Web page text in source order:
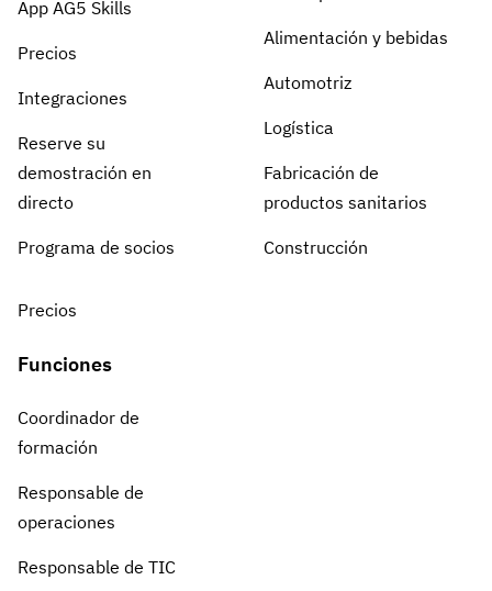
App AG5 Skills
Precios
Integraciones
Reserve su
demostración en
directo
Programa de socios
Precios
Funciones
Coordinador de
formación
Responsable de
operaciones
Responsable de TIC
Alimentación y bebidas
Automotriz
Logística
Fabricación de
productos sanitarios
Construcción